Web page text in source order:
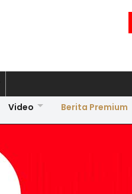
Video Berita Premium